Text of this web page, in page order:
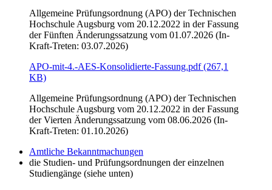
Allgemeine Prüfungsordnung (APO) der Technischen
Hochschule Augsburg vom 20.12.2022 in der Fassung
der Fünften Änderungssatzung vom 01.07.2026 (In-
Kraft-Treten: 03.07.2026)
APO-mit-4.-AES-Konsolidierte-Fassung.pdf (267,1
KB)
Allgemeine Prüfungsordnung (APO) der Technischen
Hochschule Augsburg vom 20.12.2022 in der Fassung
der Vierten Änderungssatzung vom 08.06.2026 (In-
Kraft-Treten: 01.10.2026)
Amtliche Bekanntmachungen
die Studien- und Prüfungsordnungen der einzelnen
Studiengänge (siehe unten)